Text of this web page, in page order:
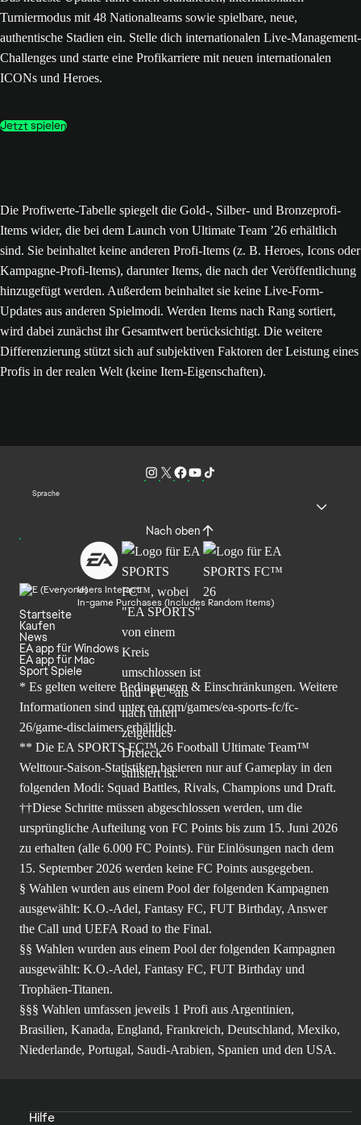
Turniermodus mit 48 Nationalteams sowie spielbare, neue,
authentische Stadien ein. Stelle dich internationalen Live-Management-
Challenges und starte eine Profikarriere mit neuen internationalen
ICONs und Heroes.
Jetzt spielen
Die Profiwerte-Tabelle spiegelt die Gold-, Silber- und Bronzeprofi-
Items wider, die bei dem Launch von Ultimate Team ’26 erhältlich
sind. Sie beinhaltet keine anderen Profi-Items (z. B. Heroes, Icons oder
Kampagne-Profi-Items), darunter Items, die nach der Veröffentlichung
hinzugefügt werden. Außerdem beinhaltet sie keine Live-Form-
Updates aus anderen Spielmodi. Werden Items nach Rang sortiert,
wird dabei zunächst ihr Gesamtwert berücksichtigt. Die weitere
Differenzierung stützt sich auf subjektiven Faktoren der Leistung eines
Profis in der realen Welt (keine Item-Eigenschaften).
Sprache
Nach oben
Users Interact
In-game Purchases (Includes Random Items)
Startseite
Kaufen
News
EA app für Windows
EA app für Mac
Sport Spiele
* Es gelten weitere Bedingungen & Einschränkungen. Weitere
Informationen sind unterea.com/games/ea-sports-fc/fc-
26/game-disclaimers erhältlich.
** Die EA SPORTS FC™ 26 Football Ultimate Team™
Welttour-Saison-Statistiken basieren nur auf Gameplay in den
folgenden Modi: Squad Battles, Rivals, Champions und Draft.
††Diese Schritte müssen abgeschlossen werden, um die
ursprüngliche Aufteilung von FC Points bis zum 15. Juni 2026
zu erhalten (alle 6.000 FC Points). Für Einlösungen nach dem
15. September 2026 werden keine FC Points ausgegeben.
§ Wahlen wurden aus einem Pool der folgenden Kampagnen
ausgewählt: K.O.-Adel, Fantasy FC, FUT Birthday, Answer
the Call und UEFA Road to the Final.
§§ Wahlen wurden aus einem Pool der folgenden Kampagnen
ausgewählt: K.O.-Adel, Fantasy FC, FUT Birthday und
Trophäen-Titanen.
§§§ Wahlen umfassen jeweils 1 Profi aus Argentinien,
Brasilien, Kanada, England, Frankreich, Deutschland, Mexiko,
Niederlande, Portugal, Saudi-Arabien, Spanien und den USA.
Hilfe